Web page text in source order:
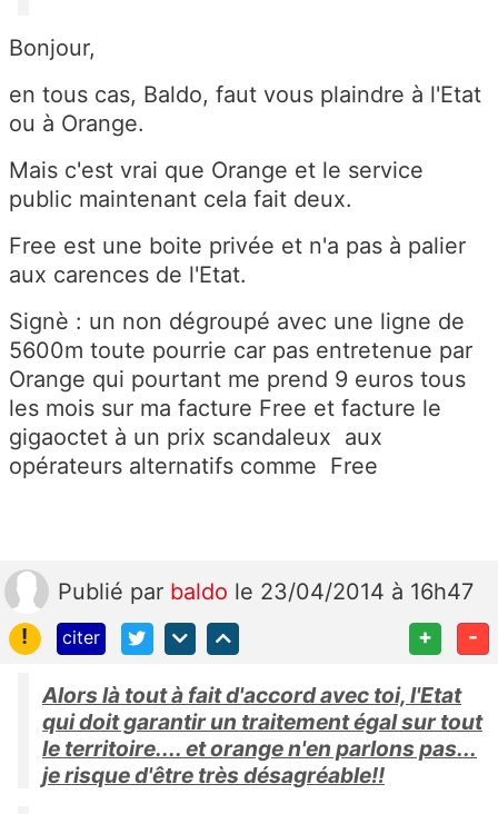
Bonjour,
en tous cas, Baldo, faut vous plaindre à l'Etat
ou à Orange.
Mais c'est vrai que Orange et le service
public maintenant cela fait deux.
Free est une boite privée et n'a pas à palier
aux carences de l'Etat.
Signè : un non dégroupé avec une ligne de
5600m toute pourrie car pas entretenue par
Orange qui pourtant me prend 9 euros tous
les mois sur ma facture Free et facture le
gigaoctet à un prix scandaleux aux
opérateurs alternatifs comme Free
Publié par baldo le 23/04/2014 à 16h47
!
citer + -
Alors là tout à fait d'accord avec toi, l'Etat
qui doit garantir un traitement égal sur tout
le territoire.... et orange n'en parlons pas...
je risque d'être très désagréable!!